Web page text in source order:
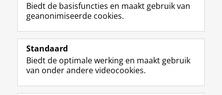
Volg de RUG
F
a
e
b
o
L
i
k
e
I
R
S
-
f
e
I
n
t
r
Y
o
T
e
Studiekiezers
Biedt de basisfuncties en maakt gebruik van
geanonimiseerde cookies.
Standaard
Biedt de optimale werking en maakt gebruik
van onder andere videocookies.